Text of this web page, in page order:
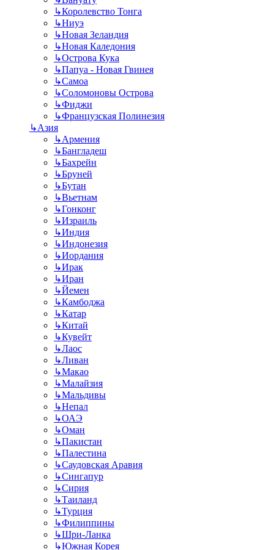
↳Королевство Тонга
↳Ниуэ
↳Новая Зеландия
↳Новая Каледония
↳Острова Кука
↳Папуа - Новая Гвинея
↳Самоа
↳Соломоновы Острова
↳Фиджи
↳Французская Полинезия
↳Азия
↳Армения
↳Бангладеш
↳Бахрейн
↳Бруней
↳Бутан
↳Вьетнам
↳Гонконг
↳Израиль
↳Индия
↳Индонезия
↳Иордания
↳Ирак
↳Иран
↳Йемен
↳Камбоджа
↳Катар
↳Китай
↳Кувейт
↳Лаос
↳Ливан
↳Макао
↳Малайзия
↳Мальдивы
↳Непал
↳ОАЭ
↳Оман
↳Пакистан
↳Палестина
↳Саудовская Аравия
↳Сингапур
↳Сирия
↳Таиланд
↳Турция
↳Филиппины
↳Шри-Ланка
↳Южная Корея